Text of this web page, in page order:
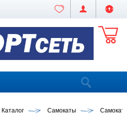
Каталог Самокаты